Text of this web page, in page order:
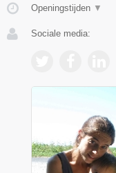
Openingstijden ▼
Sociale media: